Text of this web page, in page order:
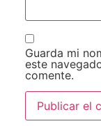
Guarda mi
este
comente.